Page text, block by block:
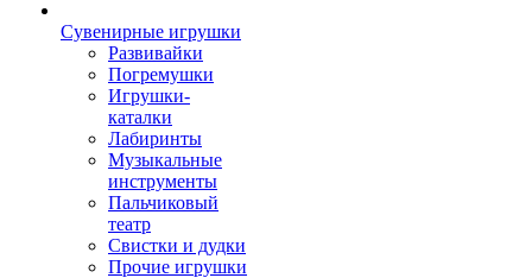
Сувенирные игрушки
Развивайки
Погремушки
Игрушки-
каталки
Лабиринты
Музыкальные
инструменты
Пальчиковый
театр
Свистки и дудки
Прочие игрушки